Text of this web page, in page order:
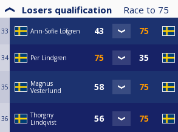
Losers qualification Race to 75
33 Ann-Sofie Löfgren
34 Per Lindgren
35
Magnus
Vesterlund
36
Thorgny
Lindqvist